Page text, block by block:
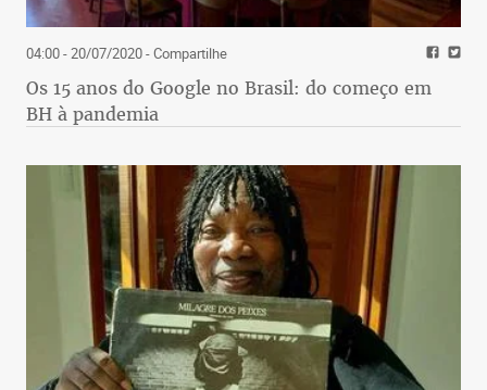
04:00 - 20/07/2020- Compartilhe
Os 15 anos do Google no Brasil: do começo em
BH à pandemia